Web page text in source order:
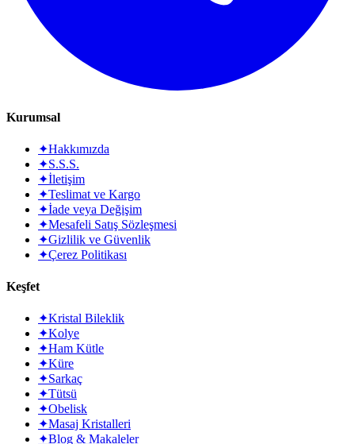
Kurumsal
✦Hakkımızda
✦S.S.S.
✦İletişim
✦Teslimat ve Kargo
✦İade veya Değişim
✦Mesafeli Satış Sözleşmesi
✦Gizlilik ve Güvenlik
✦Çerez Politikası
Keşfet
✦Kristal Bileklik
✦Kolye
✦Ham Kütle
✦Küre
✦Sarkaç
✦Tütsü
✦Obelisk
✦Masaj Kristalleri
✦Blog & Makaleler